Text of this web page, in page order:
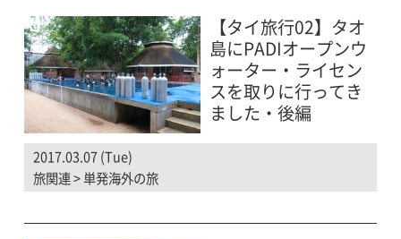
【タイ旅行02】タオ
島にPADIオープンウ
ォーター・ライセン
スを取りに行ってき
ました・後編
2017.03.07 (Tue)
旅関連>単発海外の旅